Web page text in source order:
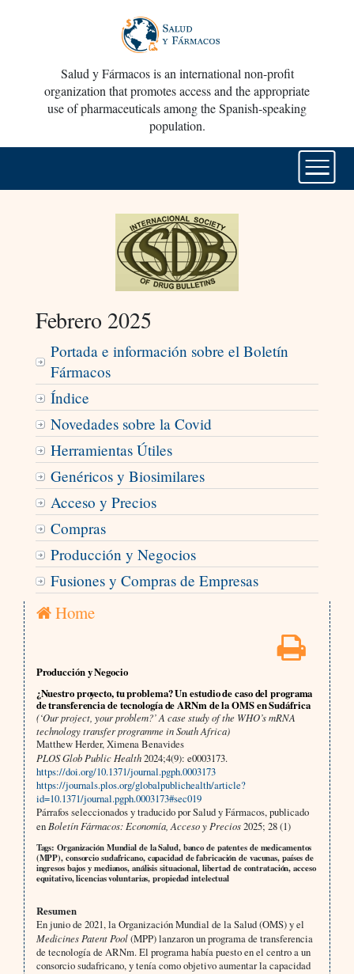
Salud y Fármacos is an international non-profit
organization that promotes access and the appropriate
use of pharmaceuticals among the Spanish-speaking
population.
Febrero 2025
Portada e información sobre el Boletín
Fármacos
Índice
Novedades sobre la Covid
Herramientas Útiles
Genéricos y Biosimilares
Acceso y Precios
Compras
Producción y Negocios
Fusiones y Compras de Empresas
Home
Producción y Negocio
¿Nuestro proyecto, tu problema? Un estudio de caso del programa
de transferencia de tecnología de ARNm de la OMS en Sudáfrica
(‘Our project, your problem?’ A case study of the WHO’s mRNA
technology transfer programme in South Africa)
Matthew Herder, Ximena Benavides
PLOS Glob Public Health2024;4(9): e0003173.
https://doi.org/10.1371/journal.pgph.0003173
https://journals.plos.org/globalpublichealth/article?
id=10.1371/journal.pgph.0003173#sec019
Párrafos seleccionados y traducido por Salud y Fármacos, publicado
en Boletín Fármacos: Economía, Acceso y Precios2025; 28 (1)
Tags: Organización Mundial de la Salud, banco de patentes de medicamentos
(MPP), consorcio sudafricano, capacidad de fabricación de vacunas, países de
ingresos bajos y medianos, análisis situacional, libertad de contratación, acceso
equitativo, licencias voluntarias, propiedad intelectual
Resumen
En junio de 2021, la Organización Mundial de la Salud (OMS) y el
Medicines Patent Pool(MPP) lanzaron un programa de transferencia
de tecnología de ARNm. El programa había puesto en el centro a un
consorcio sudafricano, y tenía como objetivo aumentar la capacidad